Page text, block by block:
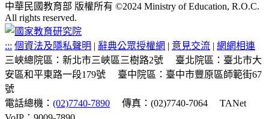
中華民國教育部 版權所有 ©2024 Ministry of Education, R.O.C.
All rights reserved.
::: 個資法及隱私聲明 | 辭典公眾授權網 | 意見交流 | 網網相連
三峽總院區：新北市三峽區三樹路2號
臺北院區：臺北市大
安區和平東路一段179號
臺中院區：臺中市豐原區師範街67
號
電話總機： (02)7740-7890 傳真：(02)7740-7064
TANet